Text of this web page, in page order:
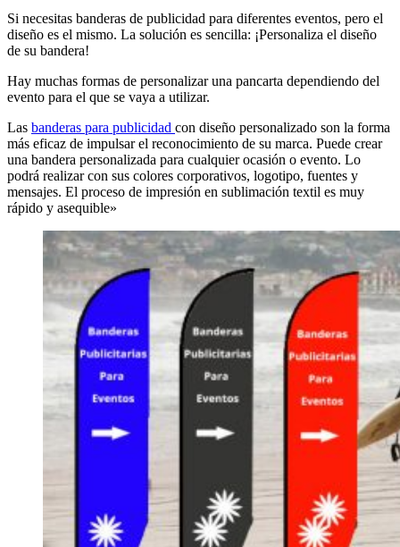
Si necesitas banderas de publicidad para diferentes eventos, pero el
diseño es el mismo. La solución es sencilla: ¡Personaliza el diseño
de su bandera!
Hay muchas formas de personalizar una pancarta dependiendo del
evento para el que se vaya a utilizar.
Las banderas para publicidad con diseño personalizado son la forma
más eficaz de impulsar el reconocimiento de su marca. Puede crear
una bandera personalizada para cualquier ocasión o evento. Lo
podrá realizar con sus colores corporativos, logotipo, fuentes y
mensajes. El proceso de impresión en sublimación textil es muy
rápido y asequible»